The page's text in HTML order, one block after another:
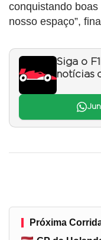
conquistando
nosso espaço”,
Siga o
notícias
Próxima